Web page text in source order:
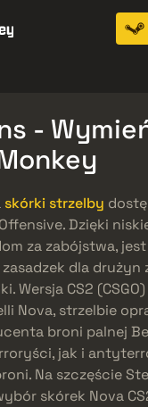
-
skórki strzelby
Dzięki
za zabójstwa,
dla drużyn
Wersja CS2
Nova, strzelbie
broni palnej
jak i
Na szczęście
skórek Nova